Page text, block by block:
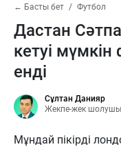
← Басты бет Футбол
Дастан
кетуі
енді
Сұлтан Данияр
Жекпе-жек
Мұндай пікірді